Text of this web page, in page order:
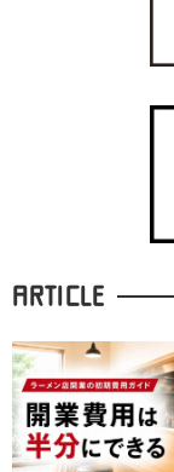
ARTICLE